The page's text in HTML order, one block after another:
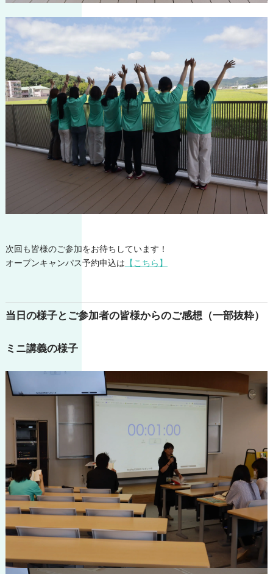
次回も皆様のご参加をお待ちしています！
オープンキャンパス予約申込は 【こちら】
当日の様子とご参加者の皆様からのご感想（一部抜粋）
ミニ講義の様子